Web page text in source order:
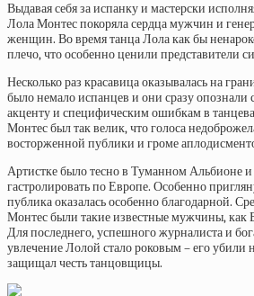
Выдавая себя за испанку и мастерски
Лола Монтес покоряла сердца мужчин и
женщин. Во время танца Лола как бы
плечо, что особенно ценили представители
Несколько раз красавица оказывалась на
было немало испанцев и они сразу опознали
акценту и специфическим ошибкам в
Монтес был так велик, что голоса
восторженной публики и громе
Артистке было тесно в Туманном Альбионе и
гастролировать по Европе. Особенно
публика оказалась особенно благодарной.
Монтес были такие известные мужчины, как
Для последнего, успешного журналиста и
увлечение Лолой стало роковым – его убили
защищал честь танцовщицы.